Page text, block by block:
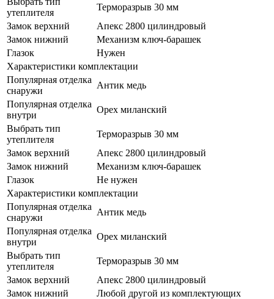
утеплителя
Терморазрыв 30 мм
Замок верхний
Апекс 2800 цилиндровый
Замок нижний
Механизм ключ-барашек
Глазок
Нужен
Характеристики комплектации
Популярная отделка
снаружи
Антик медь
Популярная отделка
внутри
Орех миланский
Выбрать тип
утеплителя
Терморазрыв 30 мм
Замок верхний
Апекс 2800 цилиндровый
Замок нижний
Механизм ключ-барашек
Глазок
Не нужен
Характеристики комплектации
Популярная отделка
снаружи
Антик медь
Популярная отделка
внутри
Орех миланский
Выбрать тип
утеплителя
Терморазрыв 30 мм
Замок верхний
Апекс 2800 цилиндровый
Замок нижний
Любой другой из комплектующих